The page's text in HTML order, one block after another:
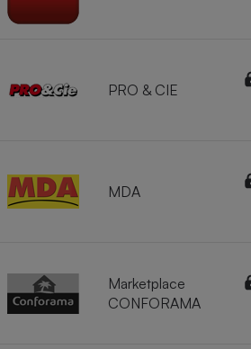
PRO & CIE
MDA
Marketplace
CONFORAMA